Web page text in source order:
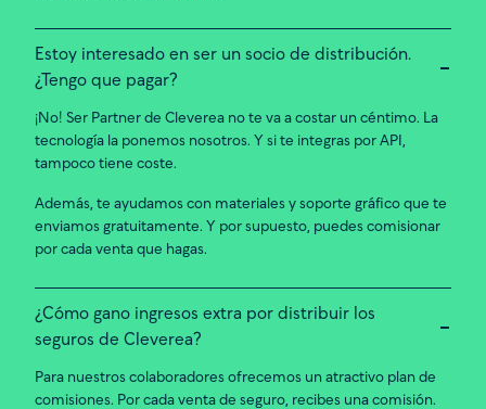
Estoy interesado en ser un socio de distribución.
¿Tengo que pagar?
¡No! Ser Partner de Cleverea no te va a costar un céntimo. La
tecnología la ponemos nosotros. Y si te integras por API,
tampoco tiene coste.
Además, te ayudamos con materiales y soporte gráfico que te
enviamos gratuitamente. Y por supuesto, puedes comisionar
por cada venta que hagas.
¿Cómo gano ingresos extra por distribuir los
seguros de Cleverea?
Para nuestros colaboradores ofrecemos un atractivo plan de
comisiones. Por cada venta de seguro, recibes una comisión.